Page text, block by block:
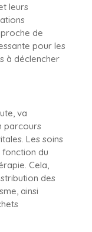
leurs
de
pour les
à déclencher
va
parcours
Les soins
du
Cela,
des
ainsi